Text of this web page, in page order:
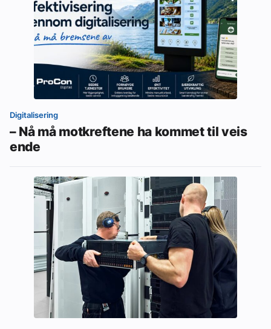
Digitalisering
– Nå må motkreftene ha kommet til veis
ende